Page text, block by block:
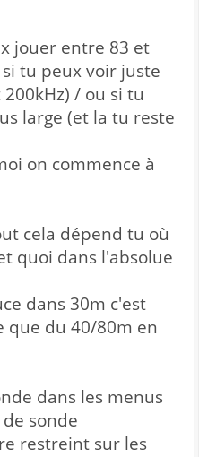
jouer entre 83 et
tu peux voir juste
/ ou si tu
large (et la tu reste
on commence à
cela dépend tu où
quoi dans l'absolue
dans 30m c'est
que du 40/80m en
dans les menus
sonde
restreint sur les